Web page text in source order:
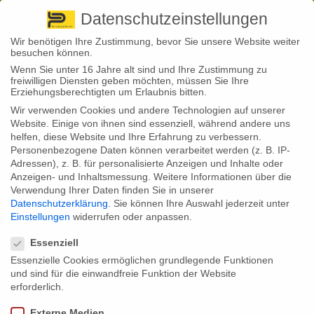
+ 49 3501 528571 |
Back to News
27
Apr.
Stephan Fröhlich
Mit dem Anhänger unterwegs –
Nur mit dem richtigen
Versicherungsschutz!
Viele Autofahrer gehen fälschlicherweise davon aus, dass ein Anhänger
automatisch über die Kfz-Haftpflicht mitversichert ist. Doch das ist ein
Anhängerversicherung abgeschlossen werden.
Datenschutzeinstellungen
Wir benötigen Ihre Zustimmung, bevor Sie unsere Website weiter
besuchen können.
Wenn Sie unter 16 Jahre alt sind und Ihre Zustimmung zu
freiwilligen Diensten geben möchten, müssen Sie Ihre
Erziehungsberechtigten um Erlaubnis bitten.
Wir verwenden Cookies und andere Technologien auf unserer
Website. Einige von ihnen sind essenziell, während andere uns
helfen, diese Website und Ihre Erfahrung zu verbessern.
Personenbezogene Daten können verarbeitet werden (z. B. IP-
Adressen), z. B. für personalisierte Anzeigen und Inhalte oder
Anzeigen- und Inhaltsmessung. Weitere Informationen über die
Verwendung Ihrer Daten finden Sie in unserer
Datenschutzerklärung
Sie können Ihre Auswahl jederzeit unter
Einstellungen widerrufen oder anpassen.
Essenziell
Essenzielle Cookies ermöglichen grundlegende Funktionen
und sind für die einwandfreie Funktion der Website
erforderlich.